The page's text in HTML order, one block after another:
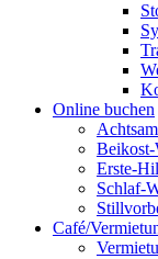
Online buchen
Erste-
Schlaf-
Café/